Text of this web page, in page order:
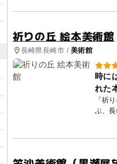
祈りの丘 絵本美術館
長崎県長崎市 / 美術館
時に
れた
「祈
ぶ、